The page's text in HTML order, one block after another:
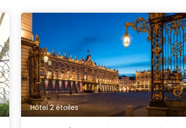
Hôtel 2 étoiles